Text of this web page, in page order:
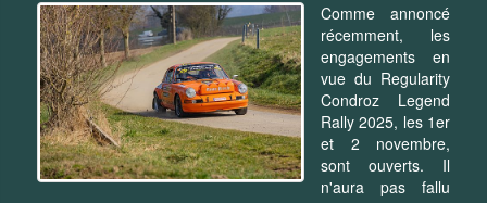
Comme annoncé
récemment, les
engagements en
vue du Regularity
Condroz Legend
Rally 2025, les 1er
et 2 novembre,
sont ouverts. Il
n'aura pas fallu